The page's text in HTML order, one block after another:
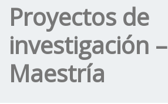
Proyectos de
investigación –
Maestría